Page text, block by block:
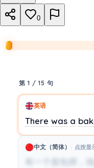
0
第 1 / 15 句
英语
There was a
中文（简体） 点按显
有一个面包师，